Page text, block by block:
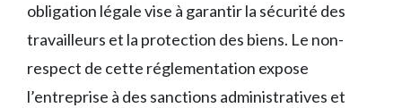
obligation légale vise à garantir la sécurité des
travailleurs et la protection des biens. Le non-
respect de cette réglementation expose
l’entreprise à des sanctions administratives et